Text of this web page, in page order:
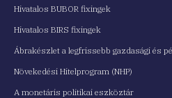
Hivatalos BUBOR fixingek
Hivatalos BIRS fixingek
Ábrakészlet a legfrissebb gazdasági és
Növekedési Hitelprogram (NHP)
A monetáris politikai eszköztár